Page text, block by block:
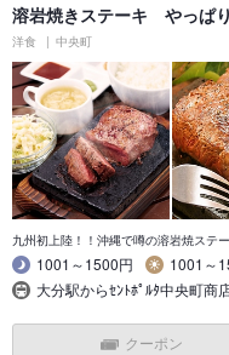
溶岩焼きステーキ やっぱ
洋食 中央町
九州初上陸！！沖縄で噂の溶岩焼ステ
1001～1500円
1001～
大分駅からｾﾝﾄﾎﾟﾙﾀ中央町商
クーポン